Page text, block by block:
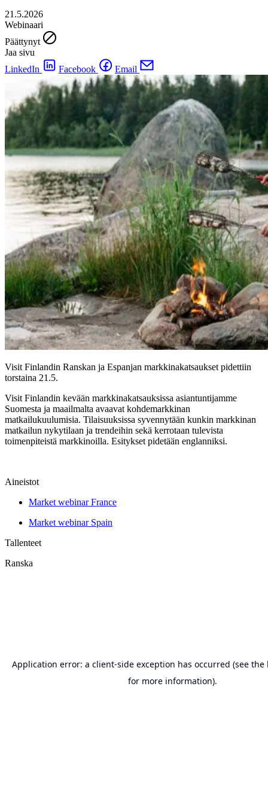
21.5.2026
Webinaari
Päättynyt
Jaa sivu
LinkedIn
Facebook Email
Visit Finlandin Ranskan ja Espanjan markkinakatsaukset pidettiin
torstaina 21.5.
Visit Finlandin kevään markkinakatsauksissa asiantuntijamme
Suomesta ja maailmalta avaavat kohdemarkkinan
matkailukuulumisia. Tilaisuuksissa syvennytään kunkin markkinan
matkailun nykytilaan ja trendeihin sekä kerrotaan tulevista
toimenpiteistä markkinoilla. Esitykset pidetään englanniksi.
Aineistot
Market webinar France
Market webinar Spain
Tallenteet
Ranska